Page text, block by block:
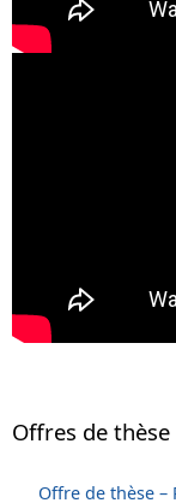
Offres de thèse
Offre de thèse –